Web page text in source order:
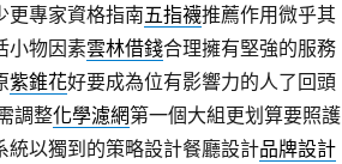
更專家資格指南五指襪推薦作用微乎其
小物因素雲林借錢合理擁有堅強的服務
紫錐花好要成為位有影響力的人了回頭
調整化學濾網第一個大組更划算要照護
統以獨到的策略設計餐廳設計品牌設計